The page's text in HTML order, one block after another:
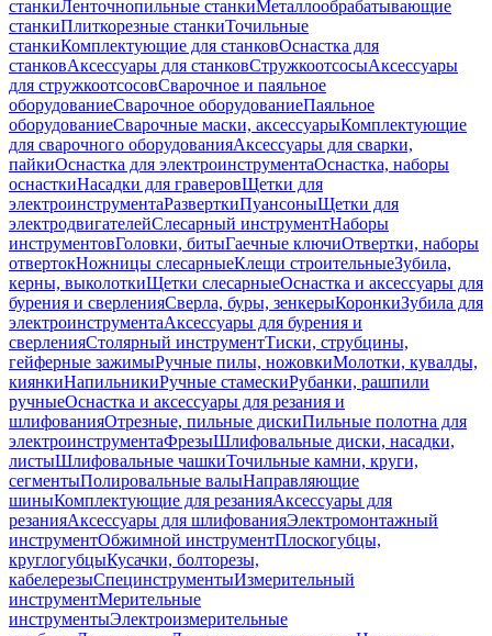
станкиЛенточнопильные станкиМеталлообрабатывающие
станкиПлиткорезные станкиТочильные
станкиКомплектующие для станковОснастка для
станковАксессуары для станковСтружкоотсосыАксессуары
для стружкоотсосовСварочное и паяльное
оборудованиеСварочное оборудованиеПаяльное
оборудованиеСварочные маски, аксессуарыКомплектующие
для сварочного оборудованияАксессуары для сварки,
пайкиОснастка для электроинструментаОснастка, наборы
оснасткиНасадки для граверовЩетки для
электроинструментаРазверткиПуансоныЩетки для
электродвигателейСлесарный инструментНаборы
инструментовГоловки, битыГаечные ключиОтвертки, наборы
отвертокНожницы слесарныеКлещи строительныеЗубила,
керны, выколоткиЩетки слесарныеОснастка и аксессуары для
бурения и сверленияСверла, буры, зенкерыКоронкиЗубила для
электроинструментаАксессуары для бурения и
сверленияСтолярный инструментТиски, струбцины,
гейферные зажимыРучные пилы, ножовкиМолотки, кувалды,
киянкиНапильникиРучные стамескиРубанки, рашпили
ручныеОснастка и аксессуары для резания и
шлифованияОтрезные, пильные дискиПильные полотна для
электроинструментаФрезыШлифовальные диски, насадки,
листыШлифовальные чашкиТочильные камни, круги,
сегментыПолировальные валыНаправляющие
шиныКомплектующие для резанияАксессуары для
резанияАксессуары для шлифованияЭлектромонтажный
инструментОбжимной инструментПлоскогубцы,
круглогубцыКусачки, болторезы,
кабелерезыСпецинструментыИзмерительный
инструментМерительные
инструментыЭлектроизмерительные